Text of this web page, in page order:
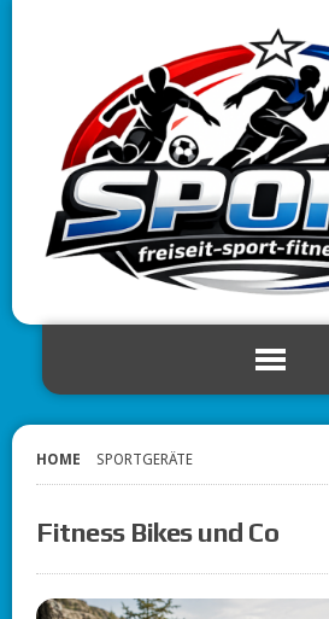
HOME SPORTGERÄTE
Fitness Bikes und Co